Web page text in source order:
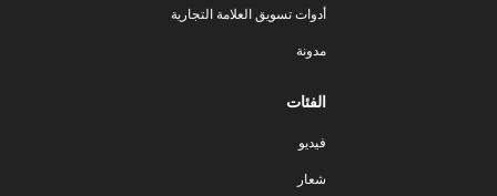
أدوات تسويق العلامة التجارية
مدونة
الفئات
فيديو
شعار